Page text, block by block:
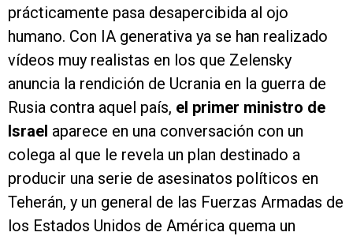
prácticamente pasa desapercibida al ojo
humano. Con IA generativa ya se han realizado
vídeos muy realistas en los que Zelensky
anuncia la rendición de Ucrania en la guerra de
Rusia contra aquel país, el primer ministro de
Israel aparece en una conversación con un
colega al que le revela un plan destinado a
producir una serie de asesinatos políticos en
Teherán, y un general de las Fuerzas Armadas de
los Estados Unidos de América quema un